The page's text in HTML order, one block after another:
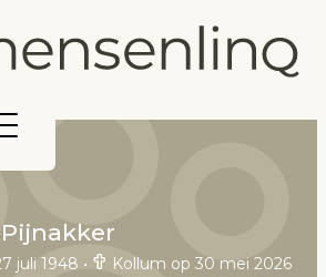
juli 1948 • Kollum op 30 mei 2026